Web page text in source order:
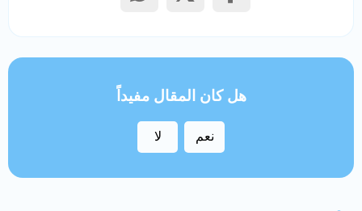
هل كان المقال مفيداً
نعم لا